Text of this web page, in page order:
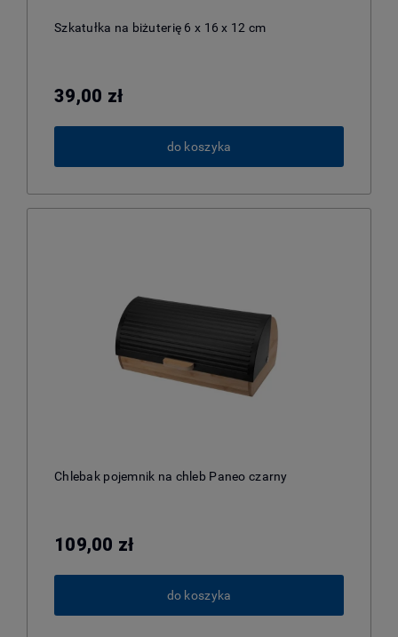
Szkatułka na biżuterię 6 x 16 x 12 cm
39,00 zł
do koszyka
Chlebak pojemnik na chleb Paneo czarny
109,00 zł
do koszyka